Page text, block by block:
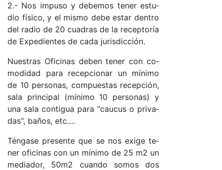
2.- Nos im­pu­so y de­be­mos te­ner es­tu­
dio fí­si­co, y el mis­mo de­be es­tar den­tro
del ra­dio de 20 cua­dras de la re­cep­to­ría
de Ex­pe­dien­tes de ca­da ju­ris­dic­ció­n.
Nues­tras Ofi­ci­nas de­ben te­ner con co­
mo­di­dad pa­ra re­cep­cio­nar un mí­ni­mo
de 10 per­so­na­s, com­pues­tas re­cep­ció­n,
sa­la prin­ci­pal (mí­ni­mo 10 per­so­na­s) y
una sa­la con­ti­gua pa­ra "cau­cus o pri­va­
da­s", ba­ño­s, etc.…
Tén­ga­se pre­sen­te que se nos exi­ge te­
ner ofi­ci­nas con un mí­ni­mo de 25 m2 un
me­dia­do­r, 50­m2 cuan­do so­mos dos